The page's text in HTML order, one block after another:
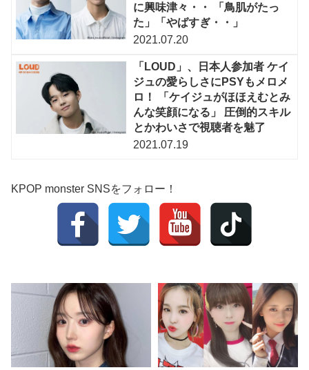
に興味津々・・ 「鳥肌がたっ
た」「やばすぎ・・」
2021.07.20
「LOUD」、日本人参加者 ケイ
ジュの愛らしさにPSYもメロメ
ロ！ 「ケイジュがほほえむとみ
んな笑顔になる」 圧倒的スキル
とかわいさで視聴者を魅了
2021.07.19
KPOP monster SNSをフォロー！